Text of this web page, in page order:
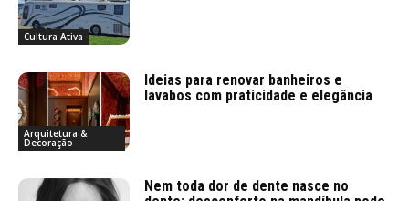
Cultura Ativa
Arquitetura &
Decoração
Ideias para renovar banheiros e
lavabos com praticidade e elegância
Nem toda dor de dente nasce no